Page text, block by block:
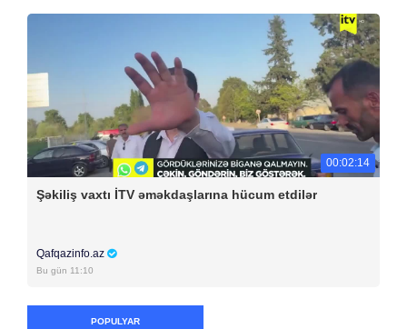
00:02:14
Şəkiliş vaxtı İTV əməkdaşlarına hücum etdilər
Qafqazinfo.az
Bu gün 11:10
POPULYAR